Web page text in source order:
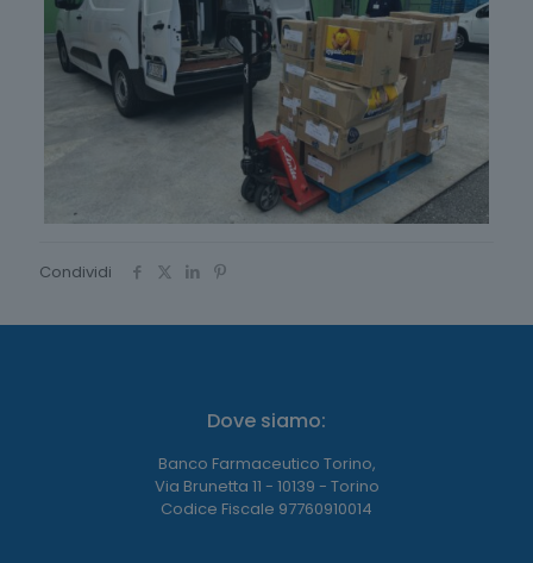
Condividi
Dove siamo:
Banco Farmaceutico Torino,
Via Brunetta 11 - 10139 - Torino
Codice Fiscale 97760910014